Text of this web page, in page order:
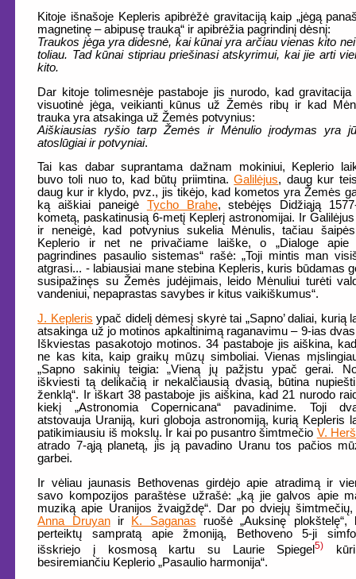
Kitoje išnašoje Kepleris apibrėžė gravitaciją kaip „jėgą
magnetinę – abipusę trauką“ ir apibrėžia pagrindinį dėsnį:
Traukos jėga yra didesnė, kai kūnai yra arčiau vienas kito
toliau. Tad kūnai stipriau priešinasi atskyrimui, kai jie arti
kito.
Dar kitoje tolimesnėje pastaboje jis nurodo, kad gravitacija
visuotinė jėga, veikianti kūnus už Žemės ribų ir kad
trauka yra atsakinga už Žemės potvynius:
Aiškiausias ryšio tarp Žemės ir Mėnulio įrodymas yra
atoslūgiai ir potvyniai.
Tai kas dabar suprantama dažnam mokiniui, Keplerio
buvo toli nuo to, kad būtų priimtina.Galilėjus, daug kur
daug kur ir klydo, pvz., jis tikėjo, kad kometos yra Žemės
ką aiškiai paneigė Tycho Brahe, stebėjęs Didžiąją
kometą, paskatinusią 6-metį Keplerį astronomijai. Ir
ir neneigė, kad potvynius sukelia Mėnulis, tačiau
Keplerio ir net ne privačiame laiške, o „Dialoge apie
pagrindines pasaulio sistemas“ rašė: „Toji mintis man
atgrasi... - labiausiai mane stebina Kepleris, kuris būdamas
susipažinęs su Žemės judėjimais, leido Mėnuliui turėti
vandeniui, nepaprastas savybes ir kitus vaikiškumus“.
J. Kepleris ypač didelį dėmesį skyrė tai „Sapno’ daliai, kurią
atsakinga už jo motinos apkaltinimą raganavimu – 9-ias
Iškviestas pasakotojo motinos. 34 pastaboje jis aiškina,
ne kas kita, kaip graikų mūzų simboliai. Vienas
„Sapno sakinių teigia: „Vieną jų pažįstu ypač gerai.
iškviesti tą delikačią ir nekalčiausią dvasią, būtina
ženklą“. Ir iškart 38 pastaboje jis aiškina, kad 21 nurodo
kiekį „Astronomia Copernicana“ pavadinime. Toji
atstovauja Uraniją, kuri globoja astronomiją, kurią Kepleris
patikimiausiu iš mokslų. Ir kai po pusantro šimtmečio V.
atrado 7-ąją planetą, jis ją pavadino Uranu tos pačios
garbei.
Ir vėliau jaunasis Bethovenas girdėjo apie atradimą ir
savo kompozijos paraštėse užrašė: „ką jie galvos apie
muziką apie Uranijos žvaigždę“. Dar po dviejų
Anna Druyanir K. Saganas ruošė „Auksinę plokštelę“,
perteiktų sampratą apie žmoniją, Bethoveno 5-ji
išskriejo į kosmosą kartu su Laurie Spiegel5)
besiremiančiu Keplerio „Pasaulio harmonija“.